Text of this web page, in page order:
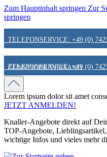
Zum Hauptinhalt springen Zur
springen
TELEFONSERVICE: +49 (0)
GÜNSTIGER VERSAND
FAIR & KUNDENORIENTIERT
HINWEIS ZU STATIONÄREN
TELEFONSERVICE: +49 (0)
GÜNSTIGER VERSAND
FAIR & KUNDENORIENTIERT
HINWEIS ZU STATIONÄREN
Lorem ipsum dolor sit amet
JETZT ANMELDEN!
Knaller-Angebote direkt auf
TOP-Angebote,
wichtige Infos und vieles mehr